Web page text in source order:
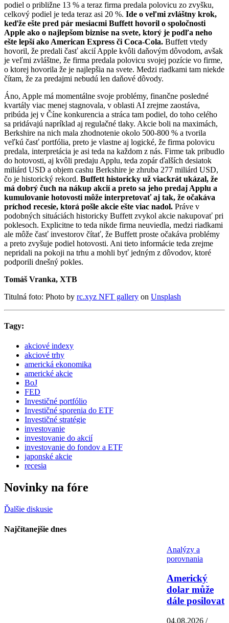
podiel o približne 13 % a teraz firma predala polovicu zo zvyšku,
celkový podiel je teda teraz asi 20 %. Ide o veľmi zvláštny krok,
keďže ešte pred pár mesiacmi Buffett hovoril o spoločnosti
Apple ako o najlepšom biznise na svete, ktorý je podľa neho
ešte lepší ako American Express či Coca-Cola. Buffett vtedy
hovoril, že predali časť akcií Apple kvôli daňovým dôvodom, avšak
je veľmi zvláštne, že firma predala polovicu svojej pozície vo firme,
o ktorej hovorila že je najlepšia na svete. Medzi riadkami tam niekde
čítam, že za predajmi nebudú len daňové dôvody.
Áno, Apple má momentálne svoje problémy, finančne posledné
kvartály viac menej stagnovala, v oblasti AI zrejme zaostáva,
pribúda jej v Číne konkurencia a stráca tam podiel, do toho celého
sa pridávajú napríklad aj regulačné tlaky. Akcie boli na maximách,
Berkshire na nich mala zhodnotenie okolo 500-800 % a tvorila
veľkú časť portfólia, preto je vlastne aj logické, že firma polovicu
predala, interpretácia je asi teda na každom z nás. Firme tak pribudlo
do hotovosti, aj kvôli predaju Applu, teda zopár ďalších desiatok
miliárd USD a objem cashu Berkshire je zhruba 277 miliárd USD,
čo je historický rekord. Buffett historicky už viackrát ukázal, že
má dobrý čuch na nákup akcií a preto sa jeho predaj Applu a
kumulovanie hotovosti môže interpretovať aj tak, že očakáva
príchod recesie, ktorá pošle akcie ešte viac nadol. Práve v
podobných situáciách historicky Buffett zvykol akcie nakupovať pri
poklesoch. Explicitne to teda nikde firma neuviedla, medzi riadkami
ale môže časť investorov čítať, že Buffett proste očakáva problémy
a preto zvyšuje podiel hotovosti. Ani tieto informácie teda zrejme
nepridali na pokoji na trhu a mohli byť jedným z dôvodov, ktoré
podporili dnešný pokles.
Tomáš Vranka, XTB
Titulná foto: Photo by rc.xyz NFT gallery on Unsplash
Tagy:
akciové indexy
akciové trhy
americká ekonomika
americké akcie
BoJ
FED
Investičné portfólio
Investičné sporenia do ETF
Investičné stratégie
investovanie
investovanie do akcií
investovanie do fondov a ETF
japonské akcie
recesia
Novinky na fóre
Ďalšie diskusie
Najčítanejšie dnes
Analýzy a
porovnania
Americký
dolar může
dále posilovat
04.08.2026 /